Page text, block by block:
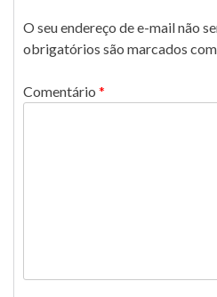
O seu endereço de e-mail não
obrigatórios são marcados com
Comentário *